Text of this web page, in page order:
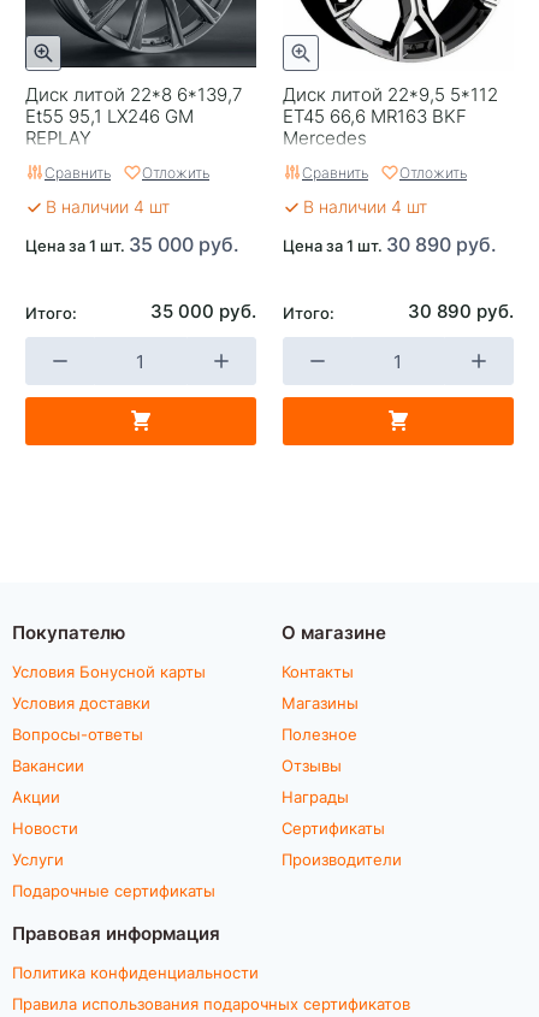
Диск литой 22*8 6*139,7
Et55 95,1 LX246 GM
REPLAY
Сравнить Отложить
В наличии 4 шт
Цена за 1 шт. 35 000 руб.
Итого: 35 000 руб.
Диск литой 22*9,5 5*112
ET45 66,6 MR163 BKF
Mercedes
Сравнить Отложить
В наличии 4 шт
Цена за 1 шт. 30 890 руб.
Итого: 30 890 руб.
Покупателю
Условия Бонусной карты
Условия доставки
Вопросы-ответы
Вакансии
Акции
Новости
Услуги
Подарочные сертификаты
О магазине
Контакты
Магазины
Полезное
Отзывы
Награды
Сертификаты
Производители
Правовая информация
Политика конфиденциальности
Правила использования подарочных сертификатов